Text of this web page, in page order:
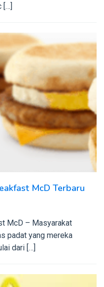
[…]
McD Terbaru
McD – Masyarakat
padat yang mereka
dari […]